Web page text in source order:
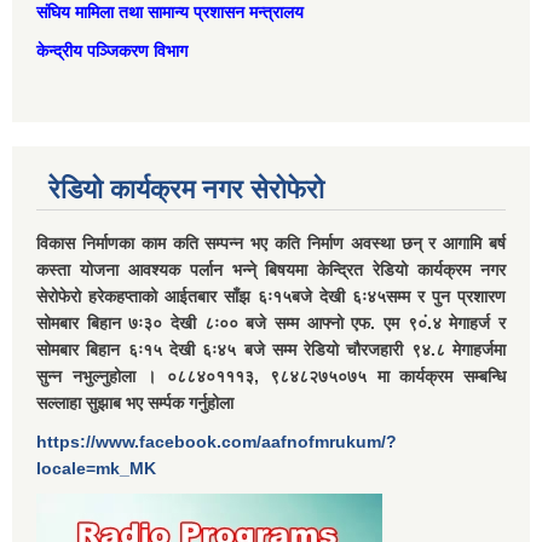
संघिय मामिला तथा सामान्‍य प्रशासन मन्त्रालय
केन्द्रीय पञ्जिकरण विभाग
रेडियो कार्यक्रम नगर सेरोफेरो
विकास निर्माणका काम कति सम्पन्न भए कति निर्माण अवस्था छन् र आगामि बर्ष
कस्ता योजना आवश्यक पर्लान भन्ने् बिषयमा केन्द्रित रेडियो कार्यक्रम नगर
सेरोफेरो हरेकहप्ताको आईतबार साँझ ६ः१५बजे देखी ६ः४५सम्म र पुन प्रशारण
सोमबार बिहान ७ः३० देखी ८ः०० बजे सम्म आफ्नो एफ. एम ९०ं.४ मेगाहर्ज र
सोमबार बिहान ६ः१५ देखी ६ः४५ बजे सम्म रेडियो चौरजहारी ९४.८ मेगाहर्जमा
सुन्न नभुल्नुहोला । ०८८४०१११३, ९८४८२७५०७५ मा कार्यक्रम सम्बन्धि
सल्लाहा सुझाब भए सर्म्पक गर्नुहोला
https://www.facebook.com/aafnofmrukum/?
locale=mk_MK